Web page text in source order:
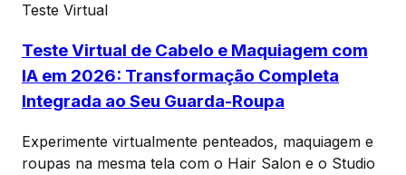
Teste Virtual
Teste Virtual de Cabelo e Maquiagem com
IA em 2026: Transformação Completa
Integrada ao Seu Guarda-Roupa
Experimente virtualmente penteados, maquiagem e
roupas na mesma tela com o Hair Salon e o Studio